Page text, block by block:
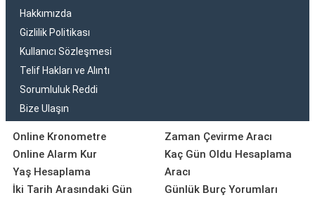
Hakkımızda
Gizlilik Politikası
Kullanıcı Sözleşmesi
Telif Hakları ve Alıntı
Sorumluluk Reddi
Bize Ulaşın
Online Kronometre
Online Alarm Kur
Yaş Hesaplama
İki Tarih Arasındaki Gün
Zaman Çevirme Aracı
Kaç Gün Oldu Hesaplama
Aracı
Günlük Burç Yorumları